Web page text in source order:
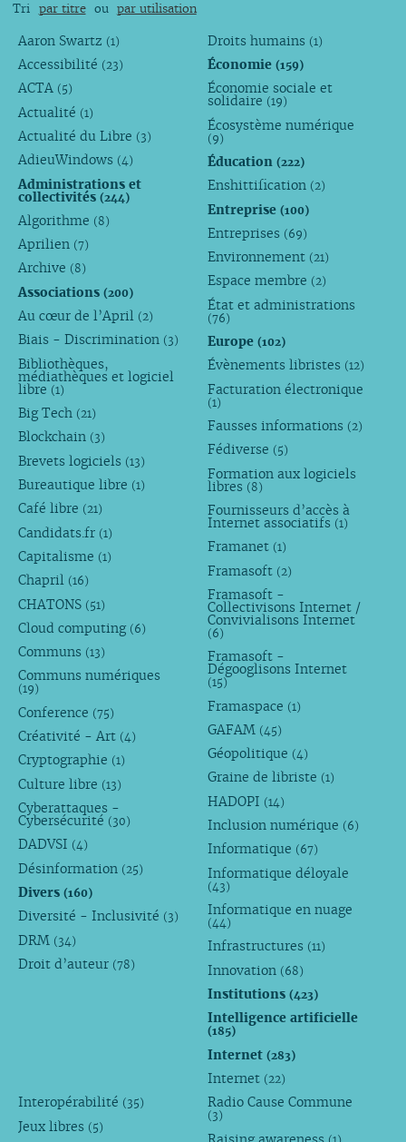
Tri par titre ou par utilisation
Aaron Swartz (1)
Accessibilité (23)
ACTA (5)
Actualité (1)
Actualité du Libre (3)
AdieuWindows (4)
Administrations et
collectivités (244)
Algorithme (8)
Aprilien (7)
Archive (8)
Associations (200)
Au cœur de l’April (2)
Biais - Discrimination (3)
Bibliothèques,
médiathèques et logiciel
libre (1)
Big Tech (21)
Blockchain (3)
Brevets logiciels (13)
Bureautique libre (1)
Café libre (21)
Candidats.fr (1)
Capitalisme (1)
Chapril (16)
CHATONS (51)
Cloud computing (6)
Communs (13)
Communs numériques
(19)
Conference (75)
Créativité - Art (4)
Cryptographie (1)
Culture libre (13)
Cyberattaques -
Cybersécurité (30)
DADVSI (4)
Désinformation (25)
Divers (160)
Diversité - Inclusivité (3)
DRM (34)
Droit d’auteur (78)
Droits humains (1)
Économie(159)
Économie sociale et
solidaire (19)
Écosystème numérique
(9)
Éducation(222)
Enshittification (2)
Entreprise(100)
Entreprises (69)
Environnement (21)
Espace membre (2)
État et administrations
(76)
Europe(102)
Évènements libristes (12)
Facturation électronique
(1)
Fausses informations (2)
Fédiverse (5)
Formation aux logiciels
libres (8)
Fournisseurs d’accès à
Internet associatifs (1)
Framanet (1)
Framasoft (2)
Framasoft -
Collectivisons Internet /
Convivialisons Internet
(6)
Framasoft -
Dégooglisons Internet
(15)
Framaspace (1)
GAFAM (45)
Géopolitique (4)
Graine de libriste (1)
HADOPI (14)
Inclusion numérique (6)
Informatique (67)
Informatique déloyale
(43)
Informatique en nuage
(44)
Infrastructures (11)
Innovation (68)
Institutions(423)
Intelligence artificielle
(185)
Internet(283)
Internet (22)
Interopérabilité (35)
Jeux libres (5)
Radio Cause Commune
(3)